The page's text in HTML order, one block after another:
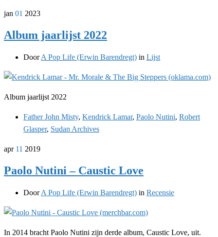
jan 01 2023
Album jaarlijst 2022
DoorA Pop Life (Erwin Barendregt) in Lijst
Album jaarlijst 2022
Father John Misty, Kendrick Lamar, Paolo Nutini, Robert
Glasper, Sudan Archives
apr 11 2019
Paolo Nutini – Caustic Love
DoorA Pop Life (Erwin Barendregt) in Recensie
In 2014 bracht Paolo Nutini zijn derde album, Caustic Love, uit.